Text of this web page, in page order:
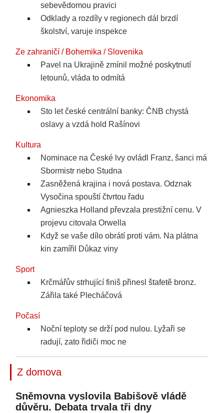
sebevědomou pravici
Odklady a rozdíly v regionech dál brzdí
školství, varuje inspekce
Ze zahraničí / Bohemika / Slovenika
Pavel na Ukrajině zmínil možné poskytnutí
letounů, vláda to odmítá
Ekonomika
Sto let české centrální banky: ČNB chystá
oslavy a vzdá hold Rašínovi
Kultura
Nominace na České lvy ovládl Franz, šanci má
Sbormistr nebo Studna
Zasněžená krajina i nová postava. Odznak
Vysočina spouští čtvrtou řadu
Agnieszka Holland převzala prestižní cenu. V
projevu citovala Orwella
Když se vaše dílo obrátí proti vám. Na plátna
kin zamířil Důkaz viny
Sport
Krčmářův strhující finiš přinesl štafetě bronz.
Zářila také Plecháčová
Počasí
Noční teploty se drží pod nulou. Lyžaři se
radují, zato řidiči moc ne
Z domova
Sněmovna vyslovila Babišově vládě
důvěru. Debata trvala tři dny